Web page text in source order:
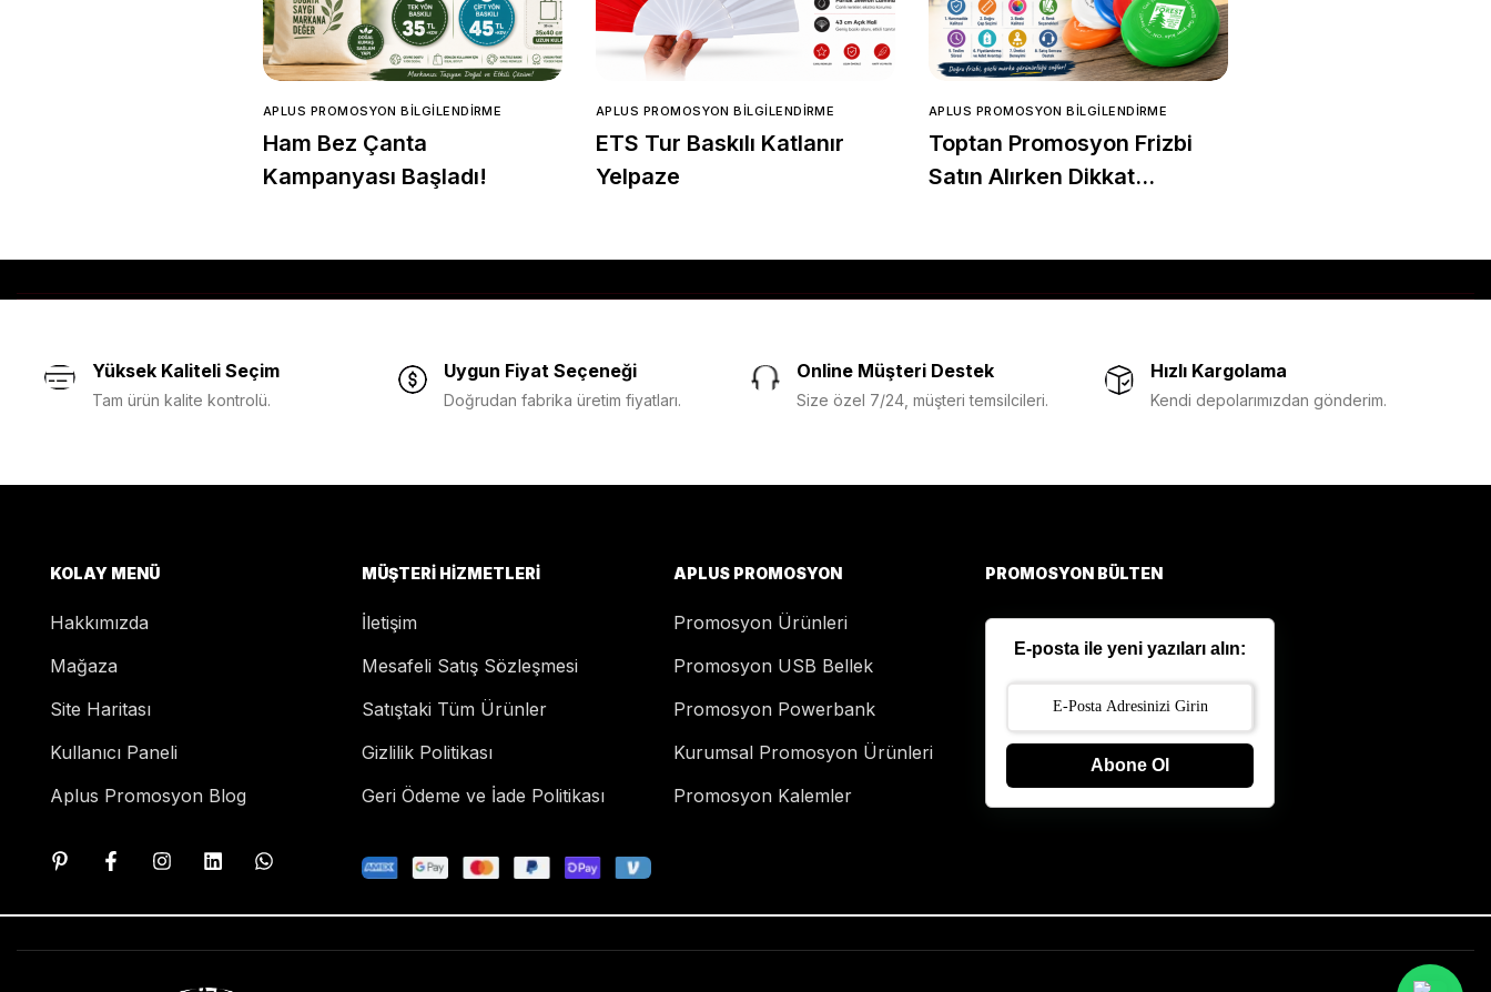
APLUS PROMOSYON BILGILENDIRME
Ham Bez Çanta
Kampanyası Başladı!
APLUS PROMOSYON BILGILENDIRME
ETS Tur Baskılı Katlanır
Yelpaze
APLUS PROMOSYON BILGILENDIRME
Toptan Promosyon Frizbi
Satın Alırken Dikkat
Yüksek Kaliteli Seçim
Tam ürün kalite kontrolü.
Uygun Fiyat Seçeneği
Doğrudan fabrika üretim fiyatları.
Online Müşteri Destek
Size özel 7/24, müşteri temsilcileri.
Hızlı Kargolama
Kendi depolarımızdan gönderim.
KOLAY MENÜ
Hakkımızda
Mağaza
Site Haritası
Kullanıcı Paneli
Aplus Promosyon Blog
MÜŞTERI HIZMETLERI
İletişim
Mesafeli Satış Sözleşmesi
Satıştaki Tüm Ürünler
Gizlilik Politikası
Geri Ödeme ve İade Politikası
APLUS PROMOSYON
Promosyon Ürünleri
Promosyon USB Bellek
Promosyon Powerbank
Kurumsal Promosyon Ürünleri
Promosyon Kalemler
PROMOSYON BÜLTEN
E-posta ile yeni yazıları alın:
Abone Ol